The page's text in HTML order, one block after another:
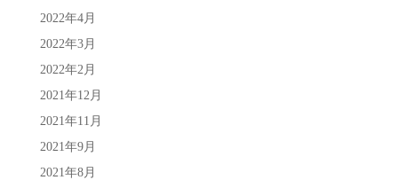
2022年4月
2022年3月
2022年2月
2021年12月
2021年11月
2021年9月
2021年8月